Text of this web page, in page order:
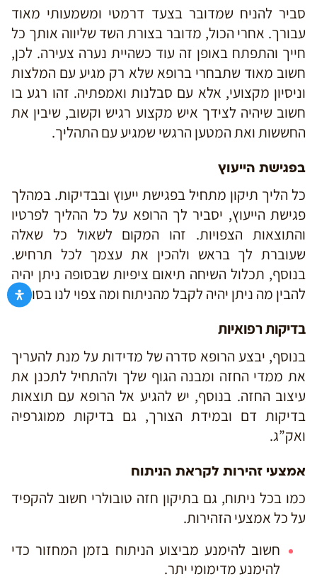
סביר להניח שמדובר בצעד דרמטי ומשמעותי מאוד
עבורך. אחרי הכול, מדובר בצורת השד שליווה אותך כל
חייך והתפתח באופן זה עוד כשהיית נערה צעירה. לכן,
חשוב מאוד שתבחרי ברופא שלא רק מגיע עם המלצות
וניסיון מקצועי, אלא עם סבלנות ואמפתיה. זהו רגע בו
חשוב שיהיה לצידך איש מקצוע רגיש וקשוב, שיבין את
החששות ואת המטען הרגשי שמגיע עם התהליך.
בפגישת הייעוץ
כל הליך תיקון מתחיל בפגישת ייעוץ ובבדיקות. במהלך
פגישת הייעוץ, יסביר לך הרופא על כל ההליך לפרטיו
והתוצאות הצפויות. זהו המקום לשאול כל שאלה
שעוברת לך בראש ולהכין את עצמך לכל תרחיש.
בנוסף, תכלול השיחה תיאום ציפיות שבסופה ניתן יהיה
להבין מה ניתן יהיה לקבל מהניתוח ומה צפוי לנו בסופו.
בדיקות רפואיות
בנוסף, יבצע הרופא סדרה של מדידות על מנת להעריך
את ממדי החזה ומבנה הגוף שלך ולהתחיל לתכנן את
עיצוב החזה. בנוסף, יש להגיע אל הרופא עם תוצאות
בדיקות דם ובמידת הצורך, גם בדיקות ממוגרפיה
ואק”ג.
אמצעי זהירות לקראת הניתוח
כמו בכל ניתוח, גם בתיקון חזה טובולרי חשוב להקפיד
על כל אמצעי הזהירות.
חשוב להימנע מביצוע הניתוח בזמן המחזור כדי
להימנע מדימומי יתר.